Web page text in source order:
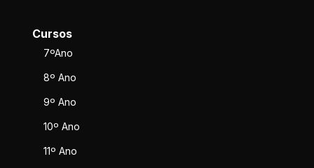
Cursos
7ºAno
8º Ano
9º Ano
10º Ano
11º Ano